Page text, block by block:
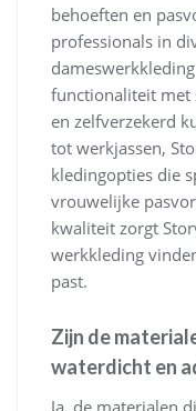
behoeften en
professionals in
functionaliteit met
en zelfverzekerd
tot werkjassen,
kledingopties die
vrouwelijke
kwaliteit zorgt
werkkleding
past.
Zijn de
waterdicht en
Ja, de materialen